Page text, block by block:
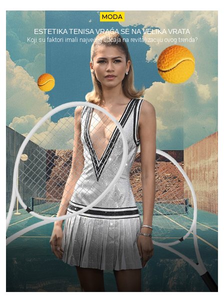
MODA
ESTETIKA TENISA VRAĆA SE NA VELIKA VRATA
Koji su faktori imali najvećeg uticaja na revitalizaciju ovog trenda?